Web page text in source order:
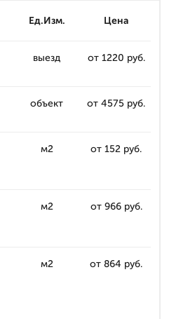
Ед.Изм. Цена
выезд от 1220 руб.
объект от 4575 руб.
м2 от 152 руб.
м2 от 966 руб.
м2 от 864 руб.